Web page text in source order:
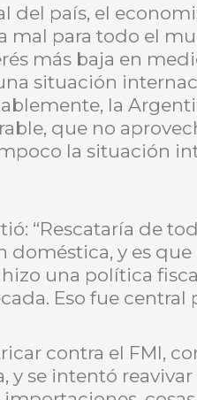
del país, el
mal para todo el
más baja en
situación
la
que no
la situación
“Rescataría de
doméstica, y es
una política
Eso fue central
contra el FMI,
y se intentó